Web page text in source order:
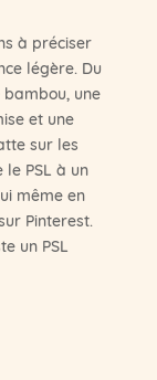
à préciser
légère. Du
bambou, une
et une
sur les
PSL à un
même en
Pinterest.
un PSL